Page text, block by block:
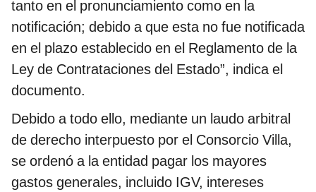
tanto en el pronunciamiento como en la
notificación; debido a que esta no fue notificada
en el plazo establecido en el Reglamento de la
Ley de Contrataciones del Estado”, indica el
documento.
Debido a todo ello, mediante un laudo arbitral
de derecho interpuesto por el Consorcio Villa,
se ordenó a la entidad pagar los mayores
gastos generales, incluido IGV, intereses